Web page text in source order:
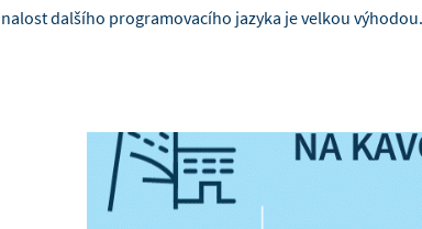
dalšího programovacího jazyka je velkou výhodou.